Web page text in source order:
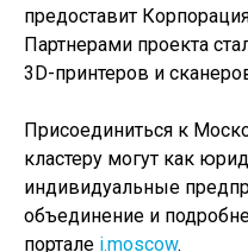
предоставит
Партнерами проекта
3D-принтеров и
Присоединиться к
кластеру могут как
индивидуальные
объединение и
портале i.moscow.